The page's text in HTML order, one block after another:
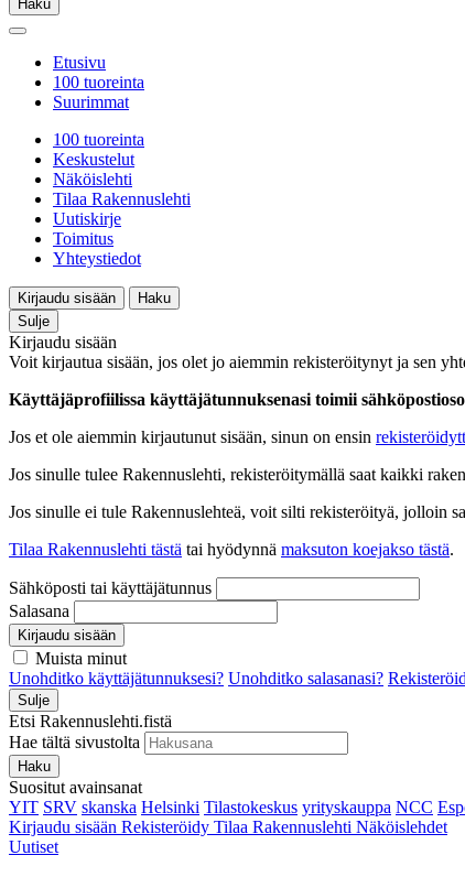
Haku
Etusivu
100 tuoreinta
Suurimmat
100 tuoreinta
Keskustelut
Näköislehti
Tilaa Rakennuslehti
Uutiskirje
Toimitus
Yhteystiedot
Kirjaudu sisään
Haku
Sulje
Kirjaudu sisään
Voit kirjautua sisään, jos olet jo aiemmin rekisteröitynyt ja sen
Käyttäjäprofiilissa käyttäjätunnuksenasi toimii
Jos et ole aiemmin kirjautunut sisään, sinun on ensin
Jos sinulle tulee Rakennuslehti, rekisteröitymällä saat kaikki
Jos sinulle ei tule Rakennuslehteä, voit silti rekisteröityä, jolloin
Tilaa Rakennuslehti tästä tai hyödynnä maksuton koejakso tästä.
Sähköposti tai käyttäjätunnus
Salasana
Kirjaudu sisään
Muista minut
Unohditko käyttäjätunnuksesi? Unohditko salasanasi?
Sulje
Etsi Rakennuslehti.fistä
Hae tältä sivustolta
Haku
Suositut avainsanat
YIT SRV skanska Helsinki Tilastokeskus yrityskauppa NCC
Kirjaudu sisään Rekisteröidy Tilaa Rakennuslehti Näköislehdet
Uutiset